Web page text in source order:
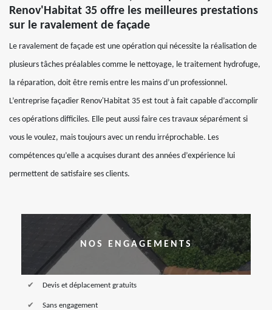
Renov'Habitat 35 offre les meilleures prestations
sur le ravalement de façade
Le ravalement de façade est une opération qui nécessite la réalisation de
plusieurs tâches préalables comme le nettoyage, le traitement hydrofuge,
la réparation, doit être remis entre les mains d’un professionnel.
L’entreprise façadier Renov'Habitat 35 est tout à fait capable d’accomplir
ces opérations difficiles. Elle peut aussi faire ces travaux séparément si
vous le voulez, mais toujours avec un rendu irréprochable. Les
compétences qu’elle a acquises durant des années d’expérience lui
permettent de satisfaire ses clients.
NOS ENGAGEMENTS
Devis et déplacement gratuits
Sans engagement